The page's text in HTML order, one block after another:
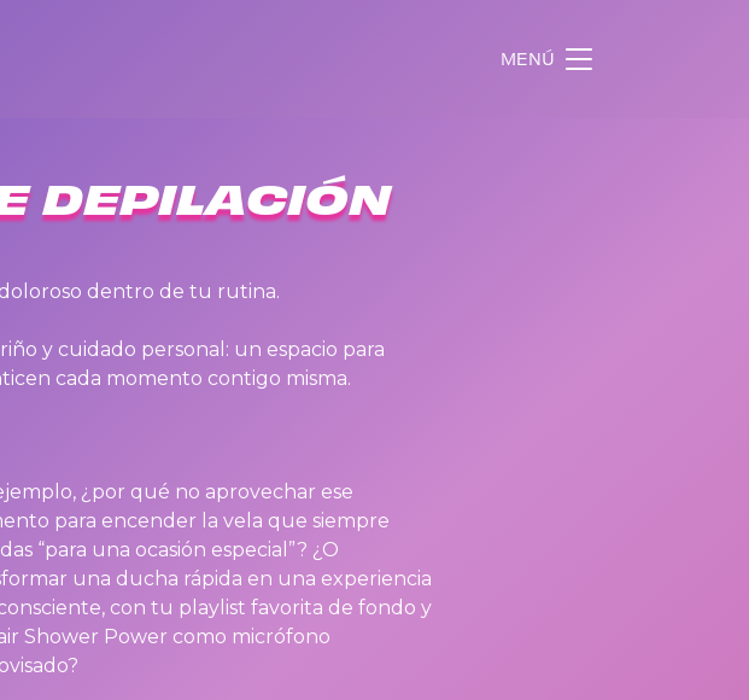
MENÚ
DEPILACIÓN
dentro de tu rutina.
y cuidado personal: un espacio para
cada momento contigo misma.
¿por qué no aprovechar ese
para encender la vela que siempre
“para una ocasión especial”? ¿O
una ducha rápida en una experiencia
con tu playlist favorita de fondo y
Shower Power como micrófono